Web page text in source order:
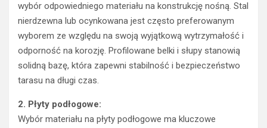
wybór odpowiedniego materiału na konstrukcję nośną. Stal
nierdzewna lub ocynkowana jest często preferowanym
wyborem ze względu na swoją wyjątkową wytrzymałość i
odporność na korozję. Profilowane belki i słupy stanowią
solidną bazę, która zapewni stabilność i bezpieczeństwo
tarasu na długi czas.
2. Płyty podłogowe:
Wybór materiału na płyty podłogowe ma kluczowe